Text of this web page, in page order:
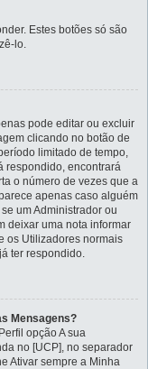
Estes botões só são
lo.
pode editar ou excluir
clicando no botão de
limitado de tempo,
respondido, encontrará
o número de vezes que a
apenas caso alguém
um Administrador ou
deixar uma nota informar
os Utilizadores normais
ter respondido.
Mensagens?
opção A sua
no [UCP], no separador
Ativar sempre a Minha